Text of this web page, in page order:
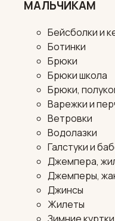
МАЛЬЧИКАМ
Бейсболки и
Ботинки
Брюки
Брюки школа
Брюки,
Варежки и
Ветровки
Водолазки
Галстуки и
Джемпера,
Джемперы,
Джинсы
Жилеты